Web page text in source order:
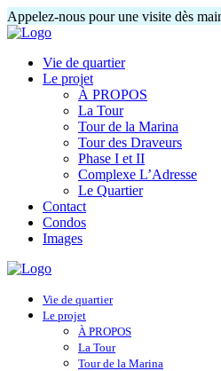
Appelez-nous pour une visite dès
Vie de quartier
Le projet
À PROPOS
La Tour
Tour de la Marina
Tour des Draveurs
Phase I et II
Complexe L’Adresse
Le Quartier
Contact
Condos
Images
Vie de quartier
Le projet
À PROPOS
La Tour
Tour de la Marina